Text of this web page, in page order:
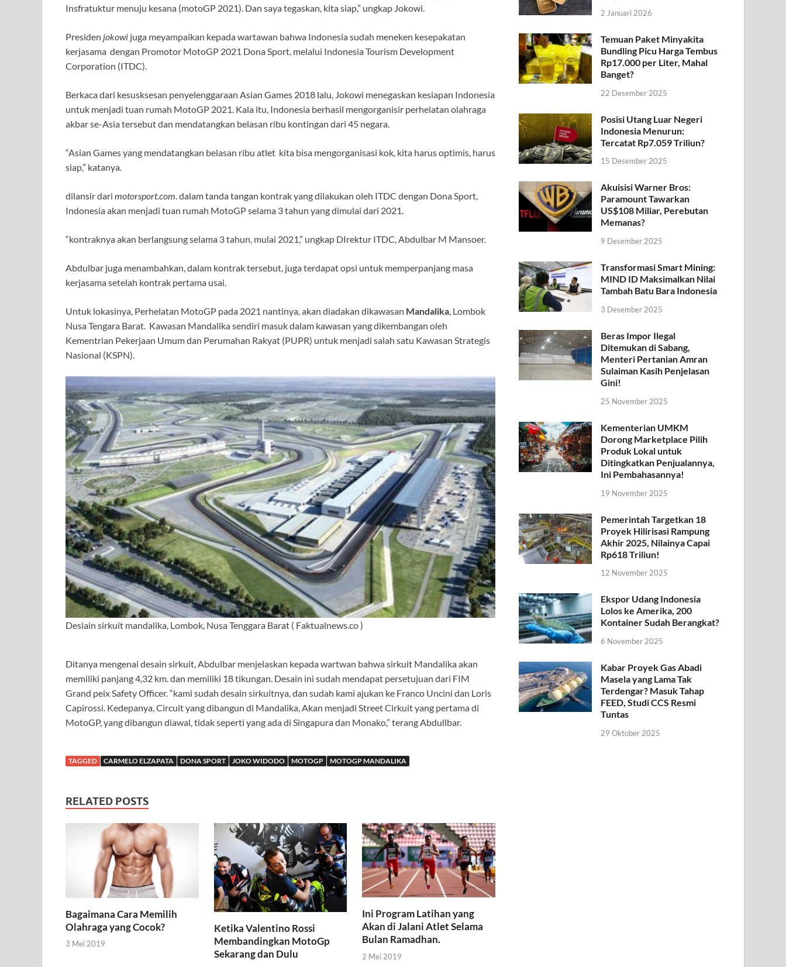
Insfratuktur menuju kesana (motoGP 2021). Dan saya tegaskan, kita siap,” ungkap Jokowi.
Presiden jokowi juga meyampaikan kepada wartawan bahwa Indonesia sudah meneken kesepakatan
kerjasama dengan Promotor MotoGP 2021 Dona Sport, melalui Indonesia Tourism Development
Corporation (ITDC).
Berkaca dari kesusksesan penyelenggaraan Asian Games 2018 lalu, Jokowi menegaskan kesiapan Indonesia
untuk menjadi tuan rumah MotoGP 2021. Kala itu, Indonesia berhasil mengorganisir perhelatan olahraga
akbar se-Asia tersebut dan mendatangkan belasan ribu kontingan dari 45 negara.
“Asian Games yang mendatangkan belasan ribu atlet kita bisa mengorganisasi kok, kita harus optimis, harus
siap,” katanya.
dilansir dari motorsport.com. dalam tanda tangan kontrak yang dilakukan oleh ITDC dengan Dona Sport,
Indonesia akan menjadi tuan rumah MotoGP selama 3 tahun yang dimulai dari 2021.
“kontraknya akan berlangsung selama 3 tahun, mulai 2021,” ungkap DIrektur ITDC, Abdulbar M Mansoer.
Abdulbar juga menambahkan, dalam kontrak tersebut, juga terdapat opsi untuk memperpanjang masa
kerjasama setelah kontrak pertama usai.
Untuk lokasinya, Perhelatan MotoGP pada 2021 nantinya, akan diadakan dikawasan Mandalika, Lombok
Nusa Tengara Barat. Kawasan Mandalika sendiri masuk dalam kawasan yang dikembangan oleh
Kementrian Pekerjaan Umum dan Perumahan Rakyat (PUPR) untuk menjadi salah satu Kawasan Strategis
Nasional (KSPN).
Desiain sirkuit mandalika, Lombok, Nusa Tenggara Barat ( Faktualnews.co )
Ditanya mengenai desain sirkuit, Abdulbar menjelaskan kepada wartwan bahwa sirkuit Mandalika akan
memiliki panjang 4,32 km. dan memiliki 18 tikungan. Desain ini sudah mendapat persetujuan dari FIM
Grand peix Safety Officer. “kami sudah desain sirkuitnya, dan sudah kami ajukan ke Franco Uncini dan Loris
Capirossi. Kedepanya, Circuit yang dibangun di Mandalika, Akan menjadi Street Cirkuit yang pertama di
MotoGP, yang dibangun diawal, tidak seperti yang ada di Singapura dan Monako,” terang Abdullbar.
TAGGED CARMELO ELZAPATA DONA SPORT JOKO WIDODO MOTOGP MOTOGP MANDALIKA
RELATED POSTS
Bagaimana Cara Memilih
Olahraga yang Cocok?
3 Mei 2019
Ketika Valentino Rossi
Membandingkan MotoGp
Sekarang dan Dulu
Ini Program Latihan yang
Akan di Jalani Atlet Selama
Bulan Ramadhan.
2 Mei 2019
2 Januari 2026
Temuan Paket Minyakita
Bundling Picu Harga Tembus
Rp17.000 per Liter, Mahal
Banget?
22 Desember 2025
Posisi Utang Luar Negeri
Indonesia Menurun:
Tercatat Rp7.059 Triliun?
15 Desember 2025
Akuisisi Warner Bros:
Paramount Tawarkan
US$108 Miliar, Perebutan
Memanas?
9 Desember 2025
Transformasi Smart Mining:
MIND ID Maksimalkan Nilai
Tambah Batu Bara Indonesia
3 Desember 2025
Beras Impor Ilegal
Ditemukan di Sabang,
Menteri Pertanian Amran
Sulaiman Kasih Penjelasan
Gini!
25 November 2025
Kementerian UMKM
Dorong Marketplace Pilih
Produk Lokal untuk
Ditingkatkan Penjualannya,
Ini Pembahasannya!
19 November 2025
Pemerintah Targetkan 18
Proyek Hilirisasi Rampung
Akhir 2025, Nilainya Capai
Rp618 Triliun!
12 November 2025
Ekspor Udang Indonesia
Lolos ke Amerika, 200
Kontainer Sudah Berangkat?
6 November 2025
Kabar Proyek Gas Abadi
Masela yang Lama Tak
Terdengar? Masuk Tahap
FEED, Studi CCS Resmi
Tuntas
29 Oktober 2025